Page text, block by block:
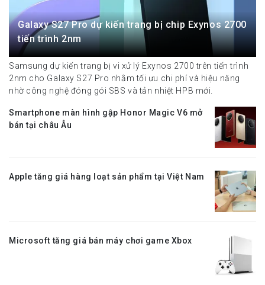
Galaxy S27 Pro dự kiến trang bị chip Exynos 2700
tiến trình 2nm
Samsung dự kiến trang bị vi xử lý Exynos 2700 trên tiến trình
2nm cho Galaxy S27 Pro nhằm tối ưu chi phí và hiệu năng
nhờ công nghệ đóng gói SBS và tản nhiệt HPB mới.
Smartphone màn hình gập Honor Magic V6 mở
bán tại châu Âu
Apple tăng giá hàng loạt sản phẩm tại Việt Nam
Microsoft tăng giá bán máy chơi game Xbox